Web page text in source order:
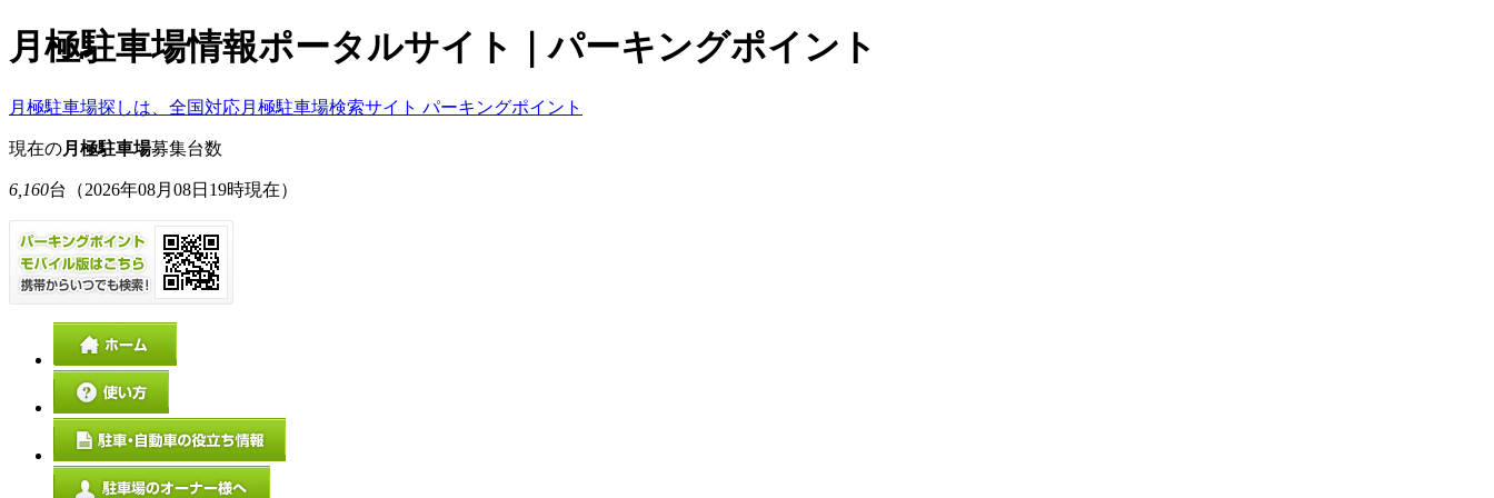
月極駐車場情報ポータルサイト｜パーキングポイント
月極駐車場探しは、全国対応月極駐車場検索サイト パーキングポイント
現在の月極駐車場募集台数
6,160台 （2026年08月08日19時現在）